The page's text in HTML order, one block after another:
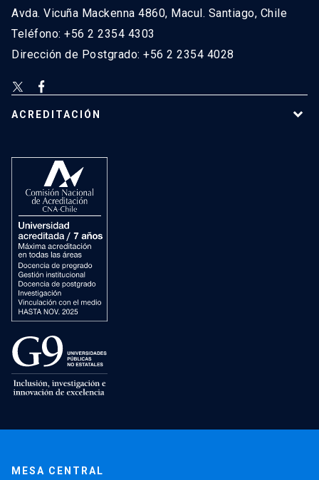
Avda. Vicuña Mackenna 4860, Macul. Santiago, Chile
Teléfono: +56 2 2354 4303
Dirección de Postgrado: +56 2 2354 4028
ACREDITACIÓN
MESA CENTRAL